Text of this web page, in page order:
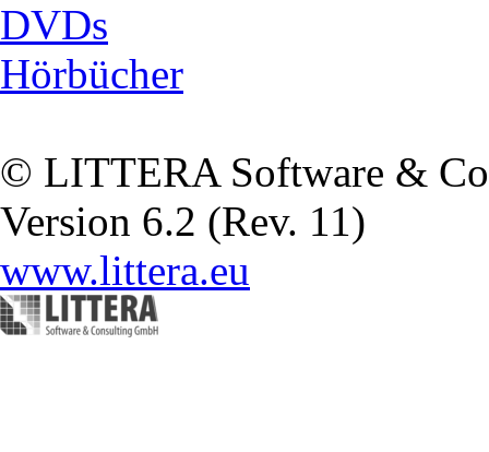
DVDs
Hörbücher
© LITTERA Software &
Version 6.2 (Rev. 11)
www.littera.eu